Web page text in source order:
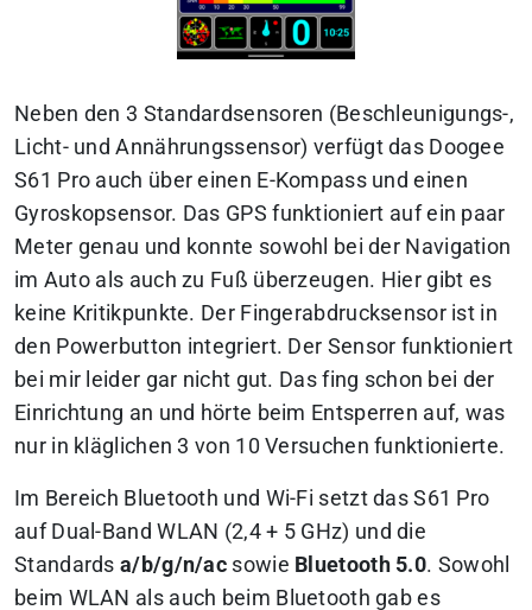
Neben den 3 Standardsensoren (Beschleunigungs-,
Licht- und Annährungssensor) verfügt das Doogee
S61 Pro auch über einen E-Kompass und einen
Gyroskopsensor. Das GPS funktioniert auf ein paar
Meter genau und konnte sowohl bei der Navigation
im Auto als auch zu Fuß überzeugen. Hier gibt es
keine Kritikpunkte. Der Fingerabdrucksensor ist in
den Powerbutton integriert. Der Sensor funktioniert
bei mir leider gar nicht gut. Das fing schon bei der
Einrichtung an und hörte beim Entsperren auf, was
nur in kläglichen 3 von 10 Versuchen funktionierte.
Im Bereich Bluetooth und Wi-Fi setzt das S61 Pro
auf Dual-Band WLAN (2,4 + 5 GHz) und die
Standardsa/b/g/n/ac sowie Bluetooth 5.0. Sowohl
beim WLAN als auch beim Bluetooth gab es